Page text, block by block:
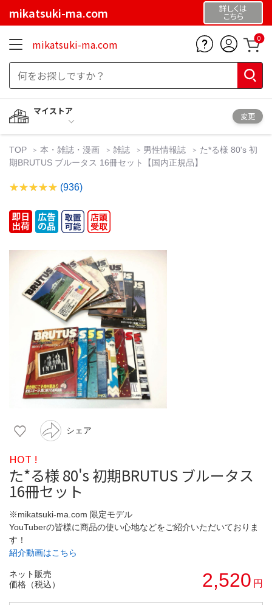
mikatsuki-ma.com 詳しくは
こちら
mikatsuki-ma.com 0
マイストア
変更
TOP 本・雑誌・漫画 雑誌 男性情報誌
た*る様 80's 初
期BRUTUS ブルータス 16冊セット【国内正規品】
(936)
シェア
HOT !
た*る様 80's 初期BRUTUS ブルータス
16冊セット
※mikatsuki-ma.com 限定モデル
YouTuberの皆様に商品の使い心地などをご紹介いただいておりま
す！
紹介動画はこちら
ネット販売
価格（税込）
2,520 円